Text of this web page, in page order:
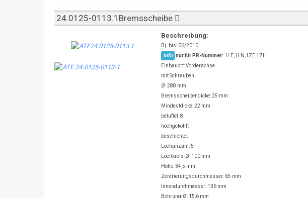
24.0125-0113.1Bremsscheibe
Beschreibung:
Bj. bis: 06/2010
info nur für PR-Nummer: 1LE,1LN,1ZE,1ZH
Einbauort: Vorderachse
mit Schrauben
Ø: 288 mm
Bremsscheibendicke: 25 mm
Mindestdicke: 22 mm
belüftet: 8
hochgekohlt
beschichtet
Lochanzahl: 5
Lochkreis-Ø: 100 mm
Höhe: 34,5 mm
Zentrierungsdurchmesser: 65 mm
Innendurchmesser: 136 mm
Bohrung-Ø: 15,6 mm